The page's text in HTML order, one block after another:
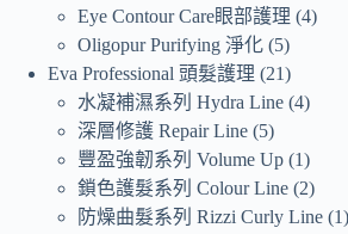
Eye Contour Care眼部護理 4
Oligopur Purifying 淨化 5
Eva Professional 頭髮護理
21
水凝補濕系列 Hydra Line 4
深層修護 Repair Line 5
豐盈強韌系列 Volume Up 1
鎖色護髮系列 Colour Line 2
防燥曲髮系列 Rizzi Curly Line 1